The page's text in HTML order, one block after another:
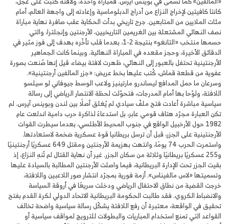
كانتا كافيتين لإخراج النزاع من أدراج الدبلوماسية وإعادته إلى واجهة العالم، أمام
مئات الملايين من المتابعين. جرح تاريخي بدأت الحكاية عقب صافرة نهاية مباراة
نصف النهائي المشتعلة بين الغريمين التاريخيين، الأرجنتين وإنجلترا، والتي
حسمها منتخب «التانغو» بنتيجة 2-1، بعدما قلب تأخّره بهدف إلى فوز مثير في
الدقائق الأخيرة، وحجز مقعده في المباراة النهائية. وبينما كانت الجماهير
الأرجنتينية تحتفل بالعبور إلى النهائي، ظهرت لافتة بيضاء، قيل إنها صُنعت بصورة
عفوية من قطعة قماش، كُتب عليها بخط عريض: «جزر المالفين أرجنتينية».
وسرعان ما حمل المدافع ليساندرو مارتينيز ولاعب الوسط جيوفاني لو سيلسو
اللافتة، ولوّحا بها أمام المدرجات، فتحوّلت لحظة الانتصار الرياضي إلى رسالة
سياسية مباشرة أعادت فتح ملفّ سيادي لم يُغلق أصلًا بين لندن وبوينس آيرس. لم
تكن العبارة مجرّد هتاف قومي عابر، بل استدعاءً لذاكرة حرب دامية اندلعت عام
1982 حول الأرخبيل الواقع في جنوب المحيط الأطلسي، بعدما سيطرت القوات
الأرجنتينية على الجزر، قبل أن ترسل بريطانيا قوة عسكرية ضخمة لاستعادتها.
واستمرت الحرب 74 يومًا، وانتهت بهزيمة الأرجنتين ومقتل 649 عسكريًا أرجنتينيًا
و255 عسكريًا بريطانيًا وثلاثة من سكان الجزر. غير أن نهاية القتال لم تُنهِ النزاع، إذ
بقيت الجزر تحت الإدارة البريطانية، فيما واصلت الأرجنتين المطالبة بالسيادة عليها
وتسميتها «لاس مالفيناس». أزمة فورية بمجرّد انتشار صور اللاعبين واللافتة،
خرجت القضية من نطاق الاحتفال الرياضي ودخلت سريعًا في أروقة السياسة
والانضباط الكروي. فقد طالبت الحكومة البريطانية الاتحاد الدولي لكرة القدم بفتح
تحقيق في الواقعة، معتبرة أن رفع اللافتة يشكّل رسالة سياسية واضحة تخالف
القواعد التي تمنع استخدام المباريات والبطولات للترويج لمواقف سياسية أو